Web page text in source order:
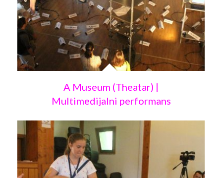
A Museum (Theatar) |
Multimedijalni performans